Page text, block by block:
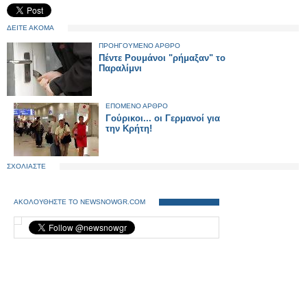
ΔΕΙΤΕ ΑΚΟΜΑ
ΠΡΟΗΓΟΥΜΕΝΟ ΑΡΘΡΟ
Πέντε Ρουμάνοι "ρήμαξαν" το
Παραλίμνι
ΕΠΟΜΕΝΟ ΑΡΘΡΟ
Γούρικοι... οι Γερμανοί για
την Κρήτη!
ΣΧΟΛΙΑΣΤΕ
ΑΚΟΛΟΥΘΗΣΤΕ ΤΟ NEWSNOWGR.COM